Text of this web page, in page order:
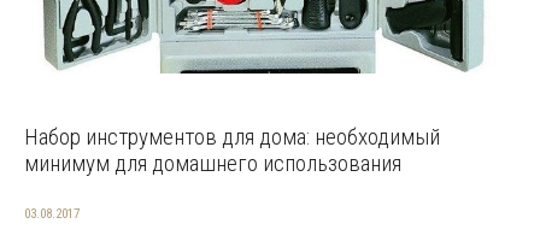
Набор инструментов для дома: необходимый
минимум для домашнего использования
03.08.2017